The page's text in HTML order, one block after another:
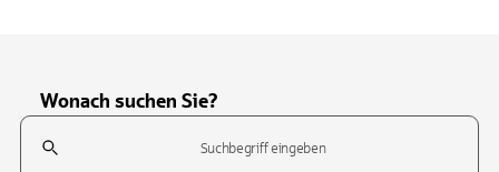
Wonach suchen Sie?
Suchfeld